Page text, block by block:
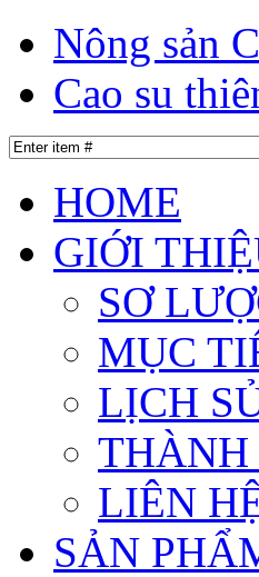
Nông sản
Cao su
HOME
GIỚI
SƠ
MỤC
LỊCH
LIÊN
SẢN